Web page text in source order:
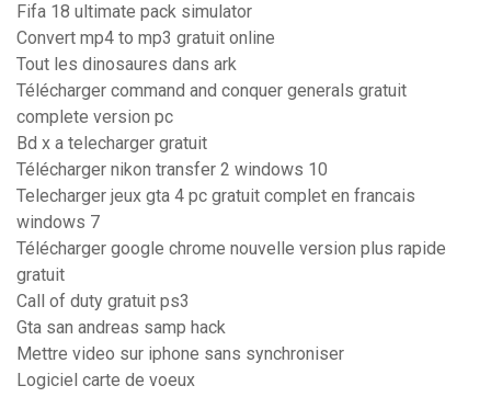
Fifa 18 ultimate pack simulator
Convert mp4 to mp3 gratuit online
Tout les dinosaures dans ark
Télécharger command and conquer generals gratuit
complete version pc
Bd x a telecharger gratuit
Télécharger nikon transfer 2 windows 10
Telecharger jeux gta 4 pc gratuit complet en francais
windows 7
Télécharger google chrome nouvelle version plus rapide
gratuit
Call of duty gratuit ps3
Gta san andreas samp hack
Mettre video sur iphone sans synchroniser
Logiciel carte de voeux